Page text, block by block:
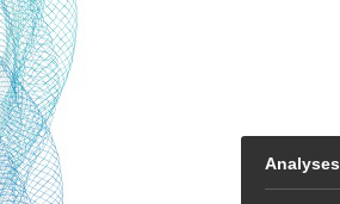
Analyses